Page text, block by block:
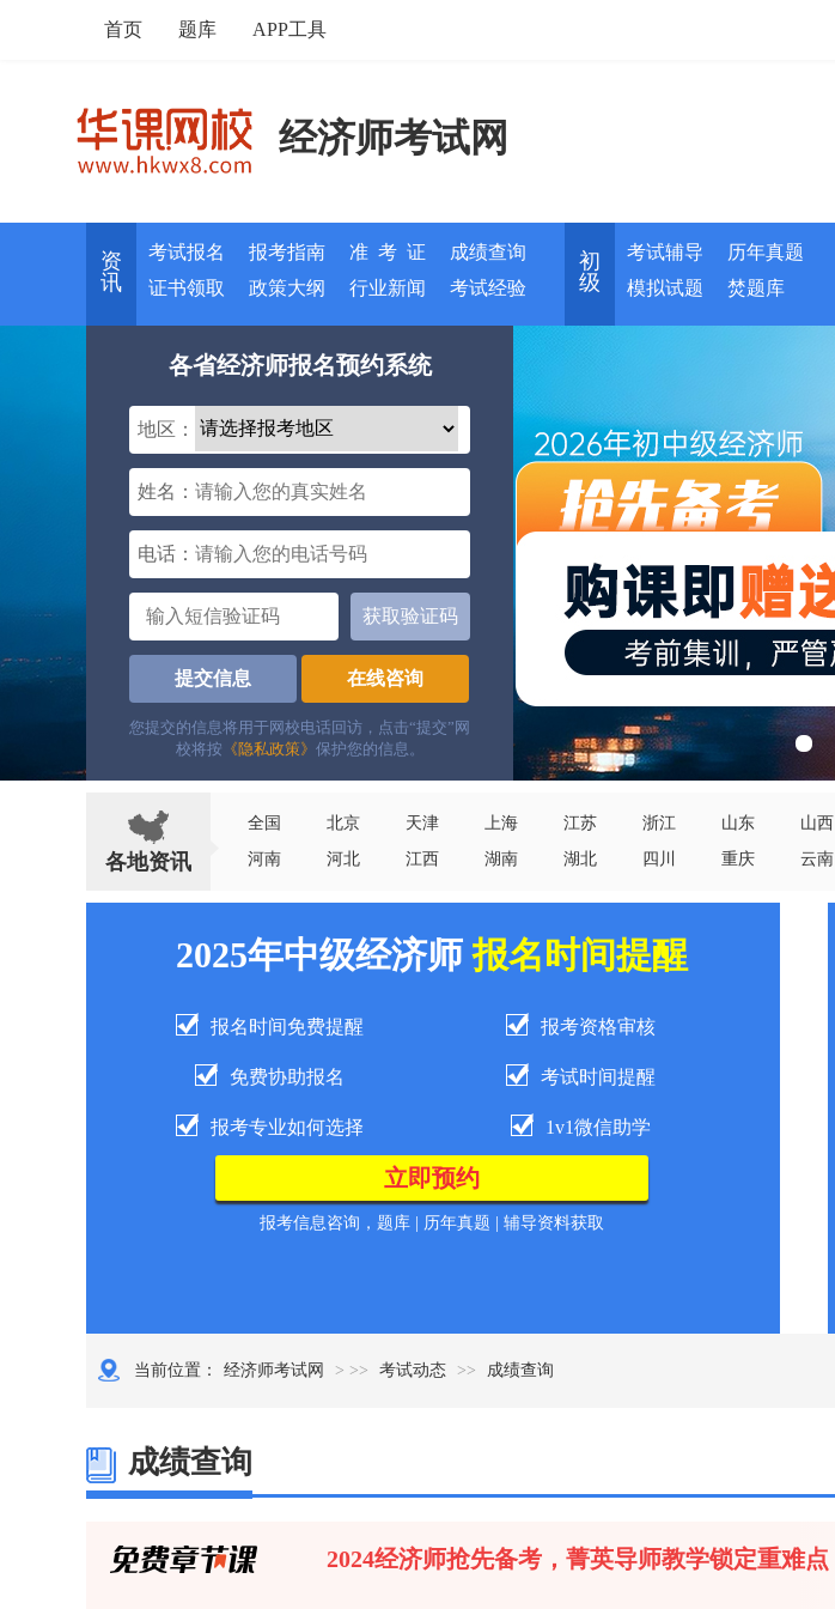
首页 题库 APP工具
经济师考试网
资
讯
考试报名 报考指南 准 考 证
成绩查询
证书领取
政策大纲 行业新闻 考试经验
初
级
考试辅导
历年真题
模拟试题
焚题库
各省经济师报名预约系统
地区：
姓名：
电话：
获取验证码
提交信息 在线咨询
您提交的信息将用于网校电话回访，点击“提交”网
校将按 《隐私政策》 保护您的信息。
各地资讯
全国 北京 天津 上海 江苏 浙江 山东 山西
河南
河北 江西 湖南 湖北 四川 重庆 云南
2025年中级经济师报名时间提醒
报名时间免费提醒 报考资格审核
免费协助报名 考试时间提醒
报考专业如何选择 1v1微信助学
报考信息咨询，题库 | 历年真题 | 辅导资料获取
当前位置： 经济师考试网 > >> 考试动态 >> 成绩查询
成绩查询
2024经济师抢先备考，菁英导师教学锁定重难点